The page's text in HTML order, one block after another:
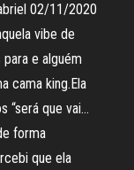
02/11/2020
vibe de
e alguém
cama king.Ela
“será que vai…
forma
que ela